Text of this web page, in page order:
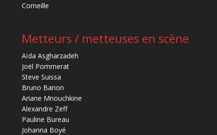
Corneille
Metteurs / metteuses en scène
Aïda Asgharzadeh
Joël Pommerat
Steve Suissa
Bruno Banon
Ariane Mnouchkine
Alexandre Zeff
Pauline Bureau
Johanna Boyé